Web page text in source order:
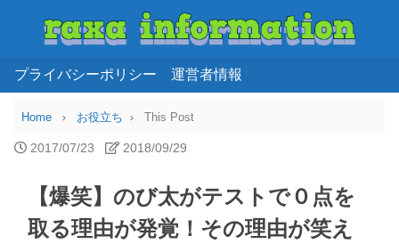
プライバシーポリシー 運営者情報
Home お役立ち This Post
2017/07/23 2018/09/29
【爆笑】のび太がテストで０点を
取る理由が発覚！その理由が笑え